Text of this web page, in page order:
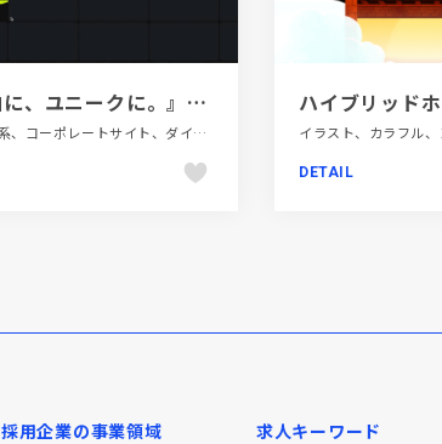
『自由に、ユニークに。』株式会社ジュニコーポレートサイトリニューアル
グリーン系、コーポレートサイト、ダイナミック、テクノロジー・サイエンス、ブラック系
DETAIL
採用企業の事業領域
求人キーワード